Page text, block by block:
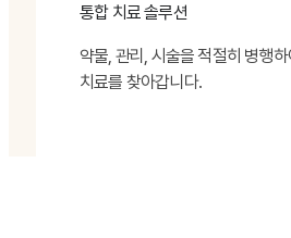
통합 치료 솔루션
약물, 관리, 시술을 적절히 병행
치료를 찾아갑니다.